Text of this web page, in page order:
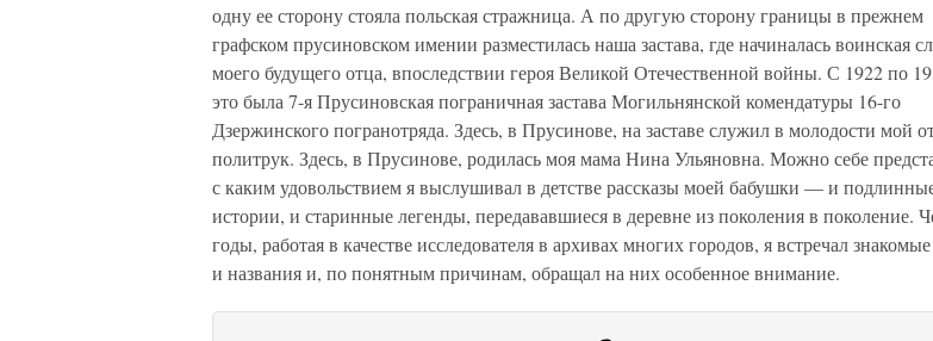
одну ее сторону стояла польская стражница. А по другую сторону границы в прежнем
графском прусиновском имении разместилась наша застава, где начиналась воинская
моего будущего отца, впоследствии героя Великой Отечественной войны. С 1922 по
это была 7-я Прусиновская пограничная застава Могильнянской комендатуры 16-го
Дзержинского погранотряда. Здесь, в Прусинове, на заставе служил в молодости мой
политрук. Здесь, в Прусинове, родилась моя мама Нина Ульяновна. Можно себе
с каким удовольствием я выслушивал в детстве рассказы моей бабушки — и
истории, и старинные легенды, передававшиеся в деревне из поколения в поколение.
годы, работая в качестве исследователя в архивах многих городов, я встречал
и названия и, по понятным причинам, обращал на них особенное внимание.